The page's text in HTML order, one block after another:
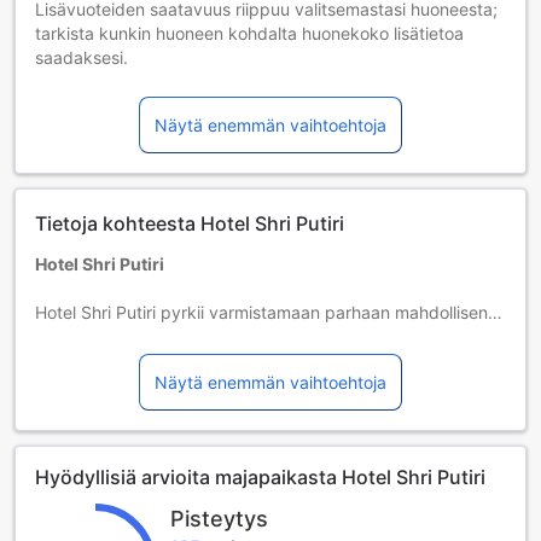
Lisävuoteiden saatavuus riippuu valitsemastasi huoneesta;
tarkista kunkin huoneen kohdalta huonekoko lisätietoa
saadaksesi.
ehdot saattavat päteä.
Näytä enemmän vaihtoehtoja
Tietoja kohteesta Hotel Shri Putiri
Hotel Shri Putiri
Hotel Shri Putiri pyrkii varmistamaan parhaan mahdollisen
mukavuuksilla. Hotelli tarjoaa maksuttoman wifin nopeaa ja
vaivatonta yhteydenpitoa varten. Hotel Shri Putiri tarjoaa
kotoisaa majoitusta viihtyisästi sisustetuissa huoneissa.
Tämä hotelli tarjoaa asiakkailleen monia mukavuuksia.
liinavaatepalvelu. Huoneissa on kaikki tarvittava
viihtymiseen. Joissakin huoneissa on muun muassa
televisio. Hotelli katsoo kylpyhuoneen varustelun yhtä
Näytä enemmän vaihtoehtoja
Hyödyllisiä arvioita majapaikasta Hotel Shri Putiri
Pisteytys